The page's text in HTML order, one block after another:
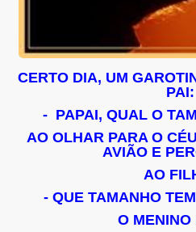
CERTO DIA, UM
PAI:
- PAPAI, QUAL O
AO OLHAR PARA O
AVIÃO E
AO
- QUE TAMANHO
O MENINO